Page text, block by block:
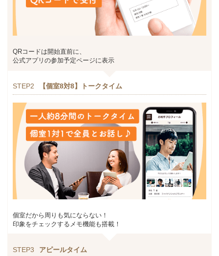
QRコードは開始直前に、
公式アプリの参加予定ページに表示
STEP2 【個室8対8】トークタイム
個室だから周りも気にならない！
印象をチェックするメモ機能も搭載！
STEP3 アピールタイム